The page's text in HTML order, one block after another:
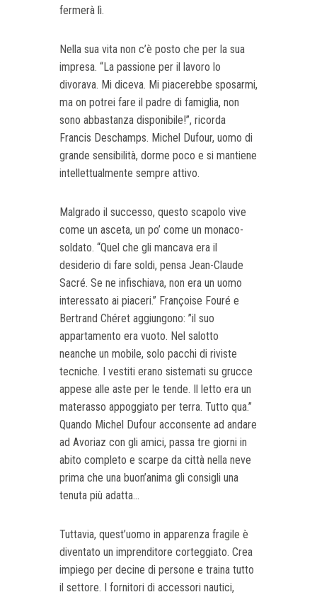
fermerà lì.
Nella sua vita non c’è posto che per la sua
impresa. “La passione per il lavoro lo
divorava. Mi diceva. Mi piacerebbe sposarmi,
ma on potrei fare il padre di famiglia, non
sono abbastanza disponibile!”, ricorda
Francis Deschamps. Michel Dufour, uomo di
grande sensibilità, dorme poco e si mantiene
intellettualmente sempre attivo.
Malgrado il successo, questo scapolo vive
come un asceta, un po’ come un monaco-
soldato. “Quel che gli mancava era il
desiderio di fare soldi, pensa Jean-Claude
Sacré. Se ne infischiava, non era un uomo
interessato ai piaceri.” Françoise Fouré e
Bertrand Chéret aggiungono: ”il suo
appartamento era vuoto. Nel salotto
neanche un mobile, solo pacchi di riviste
tecniche. I vestiti erano sistemati su grucce
appese alle aste per le tende. Il letto era un
materasso appoggiato per terra. Tutto qua.”
Quando Michel Dufour acconsente ad andare
ad Avoriaz con gli amici, passa tre giorni in
abito completo e scarpe da città nella neve
prima che una buon’anima gli consigli una
tenuta più adatta...
Tuttavia, quest’uomo in apparenza fragile è
diventato un imprenditore corteggiato. Crea
impiego per decine di persone e traina tutto
il settore. I fornitori di accessori nautici,